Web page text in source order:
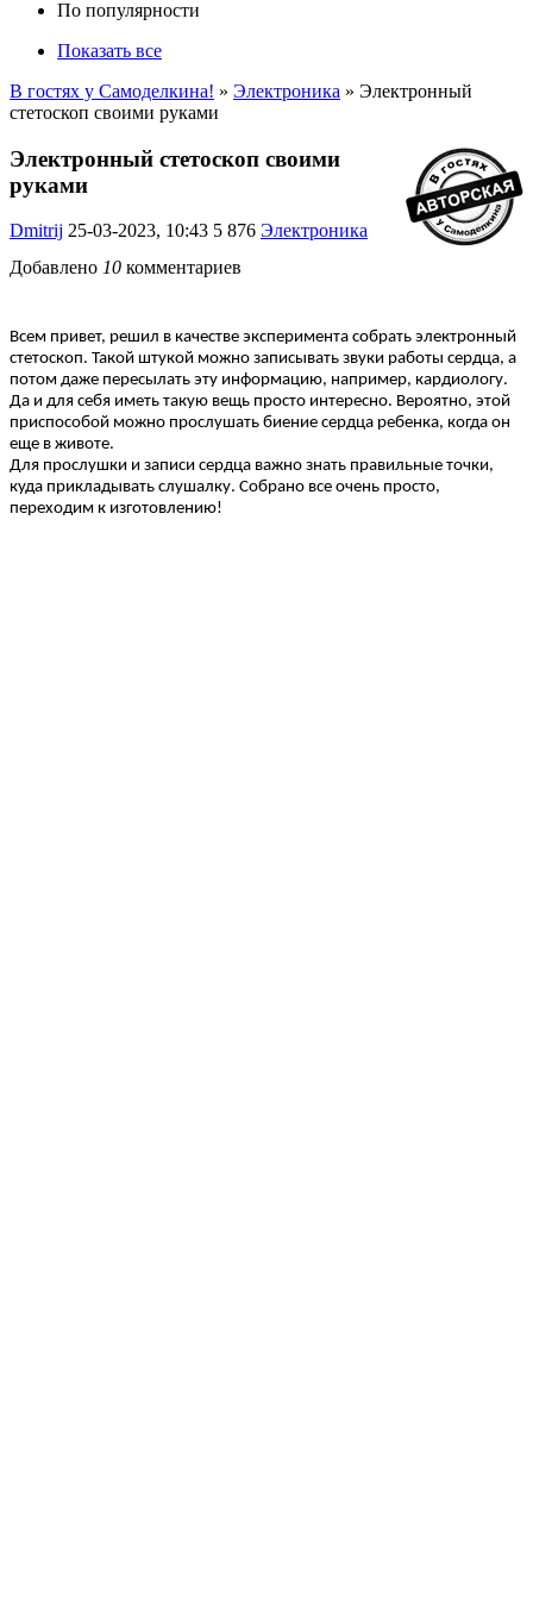
По популярности
Показать все
В гостях у Самоделкина! » Электроника » Электронный
стетоскоп своими руками
Электронный стетоскоп своими
руками
Dmitrij 25-03-2023, 10:43 5 876 Электроника
Добавлено 10 комментариев
Всем привет, решил в качестве эксперимента собрать электронный
стетоскоп. Такой штукой можно записывать звуки работы сердца, а
потом даже пересылать эту информацию, например, кардиологу.
Да и для себя иметь такую вещь просто интересно. Вероятно, этой
приспособой можно прослушать биение сердца ребенка, когда он
еще в животе.
Для прослушки и записи сердца важно знать правильные точки,
куда прикладывать слушалку. Собрано все очень просто,
переходим к изготовлению!